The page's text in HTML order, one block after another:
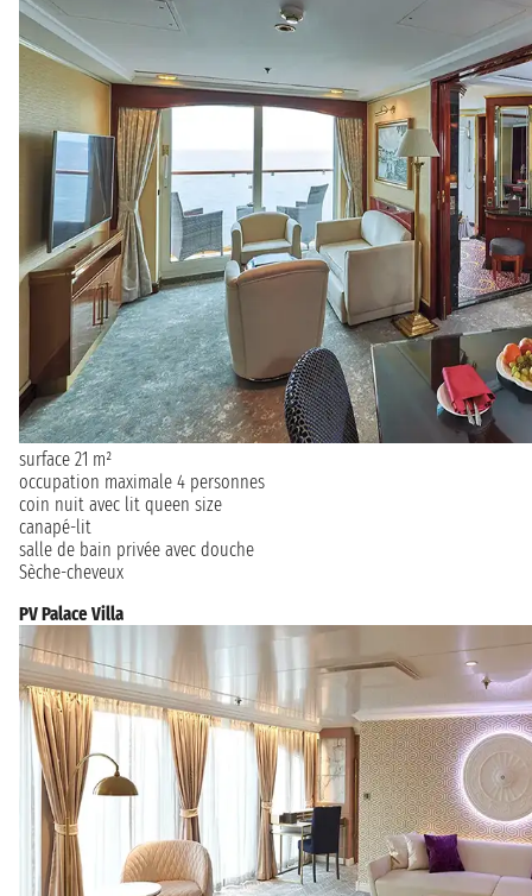
surface 21 m²
occupation maximale 4 personnes
coin nuit avec lit queen size
canapé-lit
salle de bain privée avec douche
Sèche-cheveux
PV Palace Villa